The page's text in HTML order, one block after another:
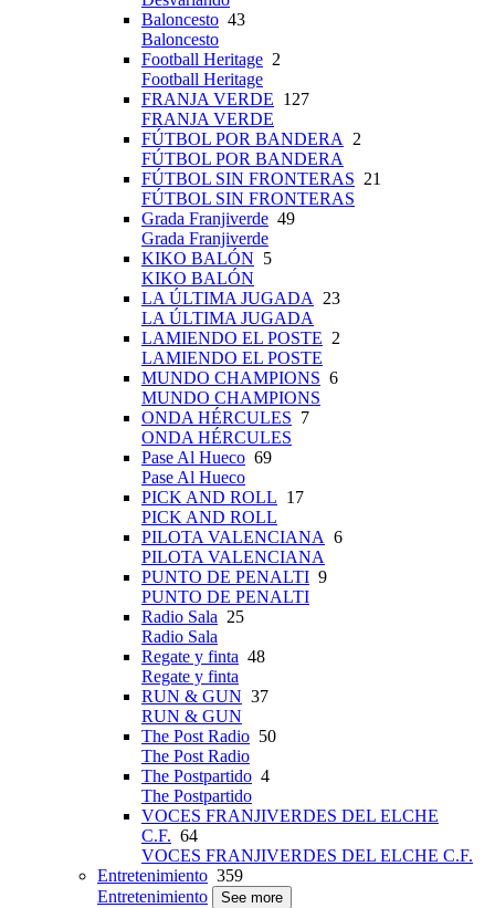
Baloncesto 43
Baloncesto
Football Heritage 2
Football Heritage
FRANJA VERDE 127
FRANJA VERDE
FÚTBOL POR BANDERA
2
FÚTBOL POR BANDERA
FÚTBOL SIN FRONTERAS 21
FÚTBOL SIN FRONTERAS
Grada Franjiverde 49
Grada Franjiverde
KIKO BALÓN 5
KIKO BALÓN
LA ÚLTIMA JUGADA
23
LA ÚLTIMA JUGADA
LAMIENDO EL POSTE 2
LAMIENDO EL POSTE
MUNDO CHAMPIONS 6
MUNDO CHAMPIONS
ONDA HÉRCULES 7
ONDA HÉRCULES
Pase Al Hueco 69
Pase Al Hueco
PICK AND ROLL 17
PICK AND ROLL
PILOTA VALENCIANA 6
PILOTA VALENCIANA
PUNTO DE PENALTI 9
PUNTO DE PENALTI
Radio Sala 25
Radio Sala
Regate y finta 48
Regate y finta
RUN & GUN 37
RUN & GUN
The Post Radio 50
The Post Radio
The Postpartido 4
The Postpartido
VOCES FRANJIVERDES DEL ELCHE
C.F. 64
VOCES FRANJIVERDES DEL ELCHE C.F.
Entretenimiento 359
Entretenimiento
See more